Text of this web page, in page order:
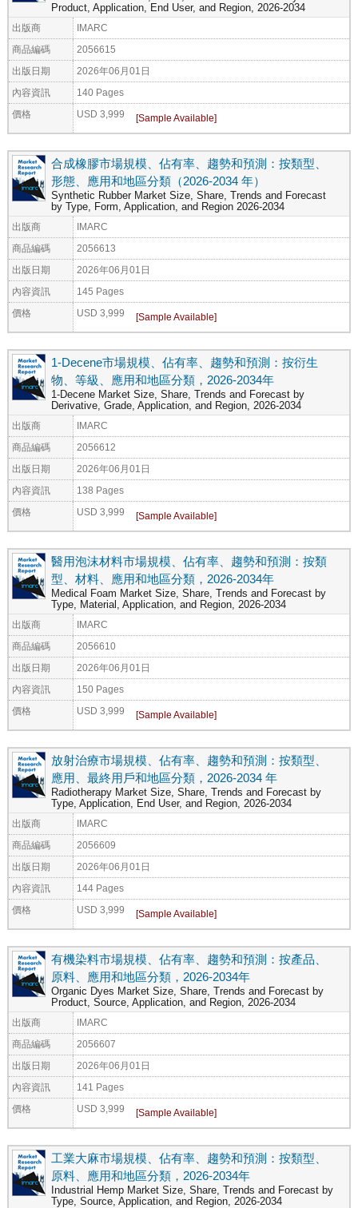
Product, Application, End User, and Region, 2026-2034
出版商 IMARC
商品編碼 2056615
出版日期 2026年06月01日
內容資訊 140 Pages
價格 USD 3,999
合成橡膠市場規模、佔有率、趨勢和預測：按類型、
形態、應用和地區分類（2026-2034 年）
Synthetic Rubber Market Size, Share, Trends and Forecast
by Type, Form, Application, and Region 2026-2034
出版商 IMARC
商品編碼 2056613
出版日期 2026年06月01日
內容資訊 145 Pages
價格 USD 3,999
1-Decene市場規模、佔有率、趨勢和預測：按衍生
物、等級、應用和地區分類，2026-2034年
1-Decene Market Size, Share, Trends and Forecast by
Derivative, Grade, Application, and Region, 2026-2034
出版商 IMARC
商品編碼 2056612
出版日期 2026年06月01日
內容資訊 138 Pages
價格 USD 3,999
醫用泡沫材料市場規模、佔有率、趨勢和預測：按類
型、材料、應用和地區分類，2026-2034年
Medical Foam Market Size, Share, Trends and Forecast by
Type, Material, Application, and Region, 2026-2034
出版商 IMARC
商品編碼 2056610
出版日期 2026年06月01日
內容資訊 150 Pages
價格 USD 3,999
放射治療市場規模、佔有率、趨勢和預測：按類型、
應用、最終用戶和地區分類，2026-2034 年
Radiotherapy Market Size, Share, Trends and Forecast by
Type, Application, End User, and Region, 2026-2034
出版商 IMARC
商品編碼 2056609
出版日期 2026年06月01日
內容資訊 144 Pages
價格 USD 3,999
有機染料市場規模、佔有率、趨勢和預測：按產品、
原料、應用和地區分類，2026-2034年
Organic Dyes Market Size, Share, Trends and Forecast by
Product, Source, Application, and Region, 2026-2034
出版商 IMARC
商品編碼 2056607
出版日期 2026年06月01日
內容資訊 141 Pages
價格 USD 3,999
工業大麻市場規模、佔有率、趨勢和預測：按類型、
原料、應用和地區分類，2026-2034年
Industrial Hemp Market Size, Share, Trends and Forecast by
Type, Source, Application, and Region, 2026-2034